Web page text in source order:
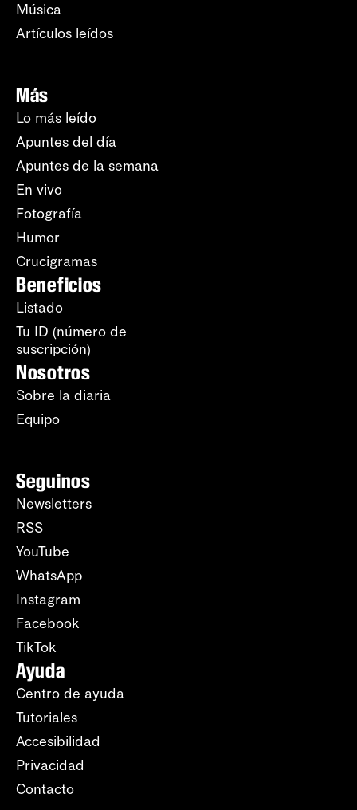
Música
Artículos leídos
Más
Lo más leído
Apuntes del día
Apuntes de la semana
En vivo
Fotografía
Humor
Crucigramas
Beneficios
Listado
Tu ID (número de
suscripción)
Nosotros
Sobre la diaria
Equipo
Seguinos
Newsletters
RSS
YouTube
WhatsApp
Instagram
Facebook
TikTok
Ayuda
Centro de ayuda
Tutoriales
Accesibilidad
Privacidad
Contacto